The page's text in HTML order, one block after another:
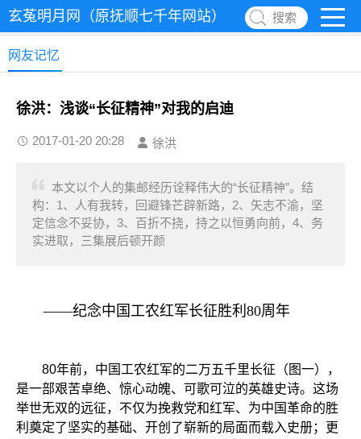
玄菟明月网（原抚顺七千年网站） 搜索
网友记忆
徐洪：浅谈“长征精神”对我的启迪
2017-01-20 20:28 徐洪
本文以个人的集邮经历诠释伟大的“长征精神”。结
构：1、人有我转，回避锋芒辟新路，2、矢志不渝，坚
定信念不妥协，3、百折不挠，持之以恒勇向前，4、务
实进取，三集展后顿开颜
——纪念中国工农红军长征胜利80周年
80年前，中国工农红军的二万五千里长征（图一），
是一部艰苦卓绝、惊心动魄、可歌可泣的英雄史诗。这场
举世无双的远征，不仅为挽救党和红军、为中国革命的胜
利奠定了坚实的基础、开创了崭新的局面而载入史册；更